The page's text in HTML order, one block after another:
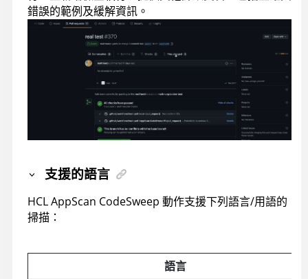
錯誤的範例及緩解資訊。
支援的語言
HCL AppScan CodeSweep 動作支援下列語言/用語的
掃描：
語言